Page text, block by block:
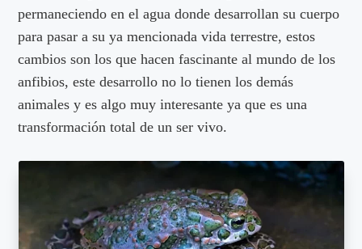
permaneciendo en el agua donde desarrollan su cuerpo
para pasar a su ya mencionada vida terrestre, estos
cambios son los que hacen fascinante al mundo de los
anfibios, este desarrollo no lo tienen los demás
animales y es algo muy interesante ya que es una
transformación total de un ser vivo.